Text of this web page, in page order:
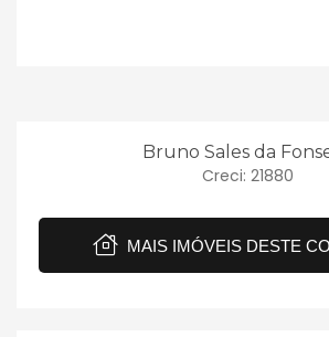
Bruno Sales da
Creci: 21880
MAIS IMÓVEIS DESTE